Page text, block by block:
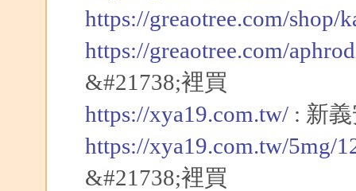
https://greaotree.com/shop/
https://greaotree.com/
&#21738;裡買
https://xya19.com.tw/: 新義
https://xya19.com.tw/5mg/
&#21738;裡買